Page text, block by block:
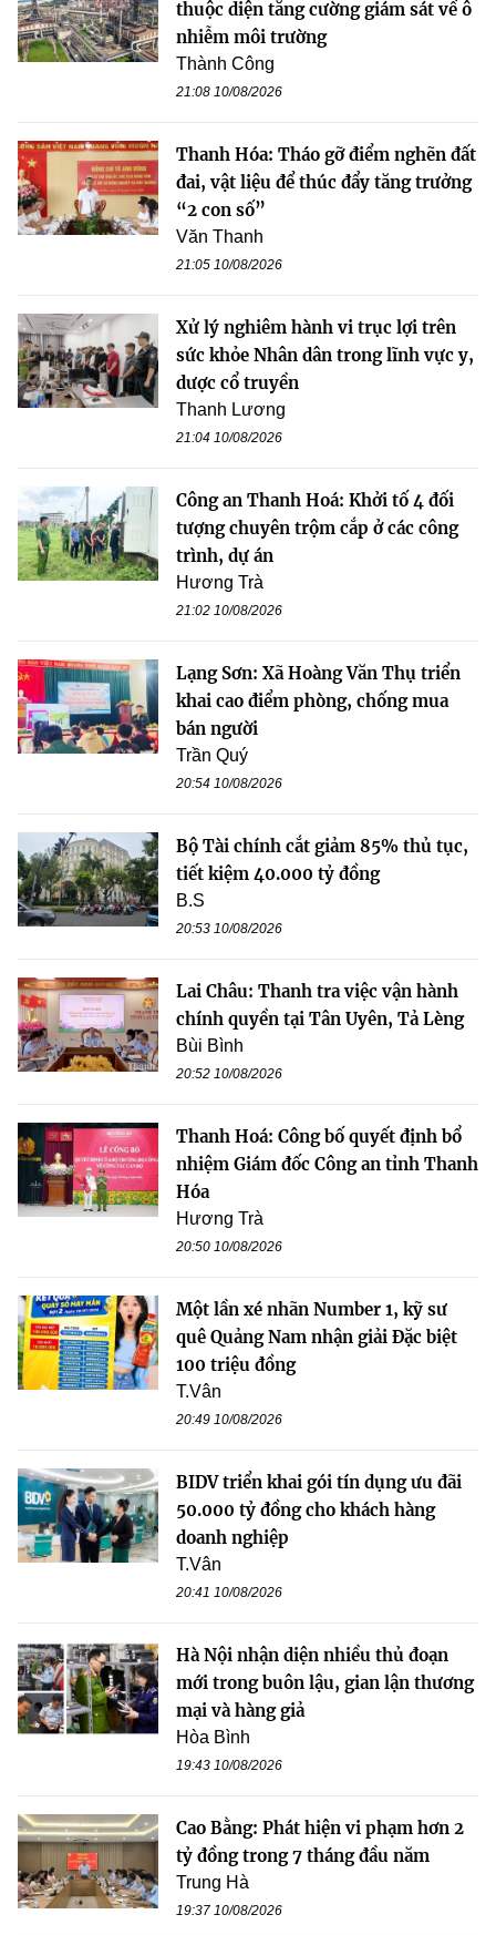
thuộc diện tăng cường giám sát về ô
nhiễm môi trường
Thành Công
21:08 10/08/2026
Thanh Hóa: Tháo gỡ điểm nghẽn đất
đai, vật liệu để thúc đẩy tăng trưởng
“2 con số”
Văn Thanh
21:05 10/08/2026
Xử lý nghiêm hành vi trục lợi trên
sức khỏe Nhân dân trong lĩnh vực y,
dược cổ truyền
Thanh Lương
21:04 10/08/2026
Công an Thanh Hoá: Khởi tố 4 đối
tượng chuyên trộm cắp ở các công
trình, dự án
Hương Trà
21:02 10/08/2026
Lạng Sơn: Xã Hoàng Văn Thụ triển
khai cao điểm phòng, chống mua
bán người
Trần Quý
20:54 10/08/2026
Bộ Tài chính cắt giảm 85% thủ tục,
tiết kiệm 40.000 tỷ đồng
B.S
20:53 10/08/2026
Lai Châu: Thanh tra việc vận hành
chính quyền tại Tân Uyên, Tả Lèng
Bùi Bình
20:52 10/08/2026
Thanh Hoá: Công bố quyết định bổ
nhiệm Giám đốc Công an tỉnh Thanh
Hóa
Hương Trà
20:50 10/08/2026
Một lần xé nhãn Number 1, kỹ sư
quê Quảng Nam nhận giải Đặc biệt
100 triệu đồng
T.Vân
20:49 10/08/2026
BIDV triển khai gói tín dụng ưu đãi
50.000 tỷ đồng cho khách hàng
doanh nghiệp
T.Vân
20:41 10/08/2026
Hà Nội nhận diện nhiều thủ đoạn
mới trong buôn lậu, gian lận thương
mại và hàng giả
Hòa Bình
19:43 10/08/2026
Cao Bằng: Phát hiện vi phạm hơn 2
tỷ đồng trong 7 tháng đầu năm
Trung Hà
19:37 10/08/2026